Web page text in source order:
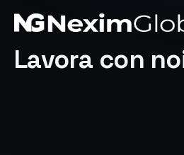
Lavora con